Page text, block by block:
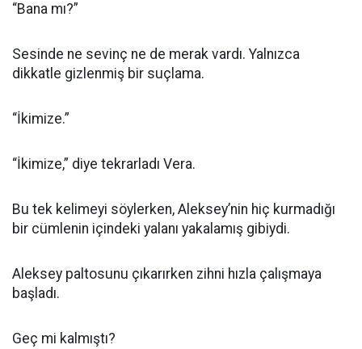
“Bana mı?”
Sesinde ne sevinç ne de merak vardı. Yalnızca
dikkatle gizlenmiş bir suçlama.
“İkimize.”
“İkimize,” diye tekrarladı Vera.
Bu tek kelimeyi söylerken, Aleksey’nin hiç kurmadığı
bir cümlenin içindeki yalanı yakalamış gibiydi.
Aleksey paltosunu çıkarırken zihni hızla çalışmaya
başladı.
Geç mi kalmıştı?